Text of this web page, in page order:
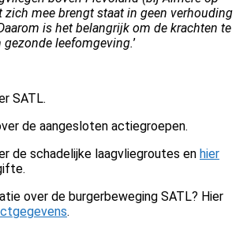
zich mee brengt staat in geen verhouding
is het belangrijk om de krachten te
gezonde leefomgeving.’
SATL.
de aangesloten actiegroepen.
de schadelijke laagvliegroutes en hier
over de burgerbeweging SATL? Hier
.